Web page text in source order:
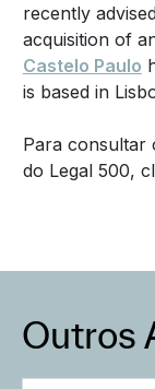
recently
acquisition of
Castelo Paulo
is based in
Para consultar
do Legal 500,
Outros